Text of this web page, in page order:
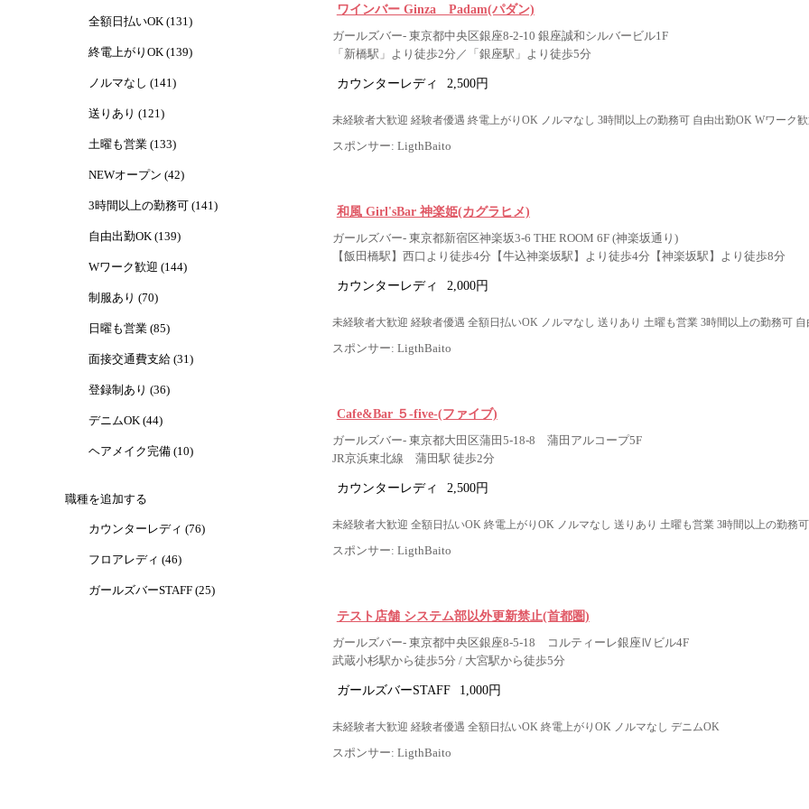
全額日払いOK (131)
終電上がりOK (139)
ノルマなし (141)
送りあり (121)
土曜も営業 (133)
NEWオープン (42)
3時間以上の勤務可 (141)
自由出勤OK (139)
Wワーク歓迎 (144)
制服あり (70)
日曜も営業 (85)
面接交通費支給 (31)
登録制あり (36)
デニムOK (44)
ヘアメイク完備 (10)
職種を追加する
カウンターレディ (76)
フロアレディ (46)
ガールズバーSTAFF (25)
ワインバー Ginza Padam(パダン)
ガールズバー- 東京都中央区銀座8-2-10 銀座誠和シルバービル1F
「新橋駅」より徒歩2分／「銀座駅」より徒歩5分
カウンターレディ 2,500円
未経験者大歓迎 経験者優遇 終電上がりOK ノルマなし 3時間以上の勤務可 自由出勤OK Wワーク
スポンサー: LigthBaito
和風 Girl'sBar 神楽姫(カグラヒメ)
ガールズバー- 東京都新宿区神楽坂3-6 THE ROOM 6F (神楽坂通り)
【飯田橋駅】西口より徒歩4分【牛込神楽坂駅】より徒歩4分【神楽坂駅】より徒歩8分
カウンターレディ 2,000円
未経験者大歓迎 経験者優遇 全額日払いOK ノルマなし 送りあり 土曜も営業 3時間以上の勤務可
スポンサー: LigthBaito
Cafe&Bar ５-five-(ファイブ)
ガールズバー- 東京都大田区蒲田5-18-8 蒲田アルコープ5F
JR京浜東北線 蒲田駅 徒歩2分
カウンターレディ 2,500円
未経験者大歓迎 全額日払いOK 終電上がりOK ノルマなし 送りあり 土曜も営業 3時間以上の勤務
スポンサー: LigthBaito
テスト店舗 システム部以外更新禁止(首都圏)
ガールズバー- 東京都中央区銀座8-5-18 コルティーレ銀座Ⅳビル4F
武蔵小杉駅から徒歩5分 / 大宮駅から徒歩5分
ガールズバーSTAFF 1,000円
未経験者大歓迎 経験者優遇 全額日払いOK 終電上がりOK ノルマなし デニムOK
スポンサー: LigthBaito